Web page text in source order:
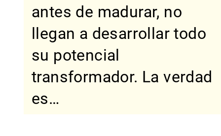
antes de madurar, no
llegan a desarrollar todo
su potencial
transformador. La verdad
es…